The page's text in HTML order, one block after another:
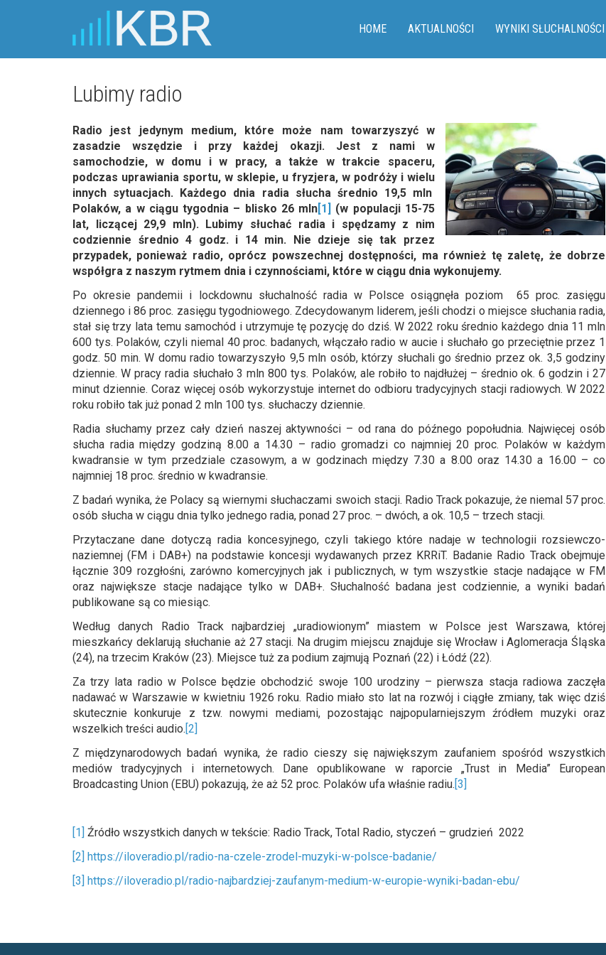
HOME AKTUALNOŚCI WYNIKI SŁUCHALNOŚCI
Lubimy radio
Radio jest jedynym medium, które może nam towarzyszyć w
zasadzie wszędzie i przy każdej okazji. Jest z nami w
samochodzie, w domu i w pracy, a także w trakcie spaceru,
podczas uprawiania sportu, w sklepie, u fryzjera, w podróży i wielu
innych sytuacjach. Każdego dnia radia słucha średnio 19,5 mln
Polaków, a w ciągu tygodnia – blisko 26 mln [1]
(w populacji 15-75
lat, liczącej 29,9 mln). Lubimy słuchać radia i spędzamy z nim
codziennie średnio 4 godz. i 14 min. Nie dzieje się tak przez
przypadek, ponieważ radio, oprócz powszechnej dostępności, ma również tę zaletę, że dobrze
współgra z naszym rytmem dnia i czynnościami, które w ciągu dnia wykonujemy.
Po okresie pandemii i lockdownu słuchalność radia w Polsce osiągnęła poziom 65 proc. zasięgu
dziennego i 86 proc. zasięgu tygodniowego. Zdecydowanym liderem, jeśli chodzi o miejsce słuchania radia,
stał się trzy lata temu samochód i utrzymuje tę pozycję do dziś. W 2022 roku średnio każdego dnia 11 mln
600 tys. Polaków, czyli niemal 40 proc. badanych, włączało radio w aucie i słuchało go przeciętnie przez 1
godz. 50 min. W domu radio towarzyszyło 9,5 mln osób, którzy słuchali go średnio przez ok. 3,5 godziny
dziennie. W pracy radia słuchało 3 mln 800 tys. Polaków, ale robiło to najdłużej – średnio ok. 6 godzin i 27
minut dziennie. Coraz więcej osób wykorzystuje internet do odbioru tradycyjnych stacji radiowych. W 2022
roku robiło tak już ponad 2 mln 100 tys. słuchaczy dziennie.
Radia słuchamy przez cały dzień naszej aktywności – od rana do późnego popołudnia. Najwięcej osób
słucha radia między godziną 8.00 a 14.30 – radio gromadzi co najmniej 20 proc. Polaków w każdym
kwadransie w tym przedziale czasowym, a w godzinach między 7.30 a 8.00 oraz 14.30 a 16.00 – co
najmniej 18 proc. średnio w kwadransie.
Z badań wynika, że Polacy są wiernymi słuchaczami swoich stacji. Radio Track pokazuje, że niemal 57 proc.
osób słucha w ciągu dnia tylko jednego radia, ponad 27 proc. – dwóch, a ok. 10,5 – trzech stacji.
Przytaczane dane dotyczą radia koncesyjnego, czyli takiego które nadaje w technologii rozsiewczo-
naziemnej (FM i DAB+) na podstawie koncesji wydawanych przez KRRiT. Badanie Radio Track obejmuje
łącznie 309 rozgłośni, zarówno komercyjnych jak i publicznych, w tym wszystkie stacje nadające w FM
oraz największe stacje nadające tylko w DAB+. Słuchalność badana jest codziennie, a wyniki badań
publikowane są co miesiąc.
Według danych Radio Track najbardziej „uradiowionym” miastem w Polsce jest Warszawa, której
mieszkańcy deklarują słuchanie aż 27 stacji. Na drugim miejscu znajduje się Wrocław i Aglomeracja Śląska
(24), na trzecim Kraków (23). Miejsce tuż za podium zajmują Poznań (22) i Łódź (22).
Za trzy lata radio w Polsce będzie obchodzić swoje 100 urodziny – pierwsza stacja radiowa zaczęła
nadawać w Warszawie w kwietniu 1926 roku. Radio miało sto lat na rozwój i ciągłe zmiany, tak więc dziś
skutecznie konkuruje z tzw. nowymi mediami, pozostając najpopularniejszym źródłem muzyki oraz
wszelkich treści audio. [2]
Z międzynarodowych badań wynika, że radio cieszy się największym zaufaniem spośród wszystkich
mediów tradycyjnych i internetowych. Dane opublikowane w raporcie „Trust in Media” European
Broadcasting Union (EBU) pokazują, że aż 52 proc. Polaków ufa właśnie radiu. [3]
[1] Źródło wszystkich danych w tekście: Radio Track, Total Radio, styczeń – grudzień 2022
[2] https://iloveradio.pl/radio-na-czele-zrodel-muzyki-w-polsce-badanie/
[3]
https://iloveradio.pl/radio-najbardziej-zaufanym-medium-w-europie-wyniki-badan-ebu/